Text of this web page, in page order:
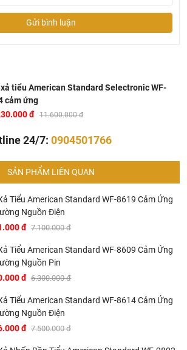
American Standard WF-8834 cảm ứng
Gửi bình luận
tiểu American Standard Selectronic WF-
cảm ứng
đ 11.600.000 đ
24/7: 0904501766
SẢN PHẨM LIÊN QUAN
Tiểu American Standard WF-8619 Cảm Ứng
Nguồn Điện
đ 7.100.000 đ
Tiểu American Standard WF-8609 Cảm Ứng
Nguồn Pin
đ 6.300.000 đ
Tiểu American Standard WF-8614 Cảm Ứng
Nguồn Điện
đ 7.500.000 đ